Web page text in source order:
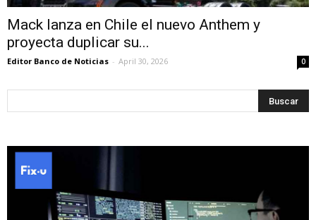
Mack lanza en Chile el nuevo Anthem y
proyecta duplicar su...
Editor Banco de Noticias - April 30, 2026 0